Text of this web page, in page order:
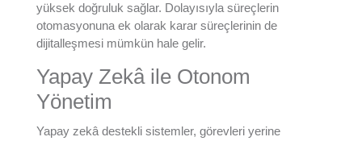
yüksek doğruluk sağlar. Dolayısıyla süreçlerin
otomasyonuna ek olarak karar süreçlerinin de
dijitalleşmesi mümkün hale gelir.
Yapay Zekâ ile Otonom
Yönetim
Yapay zekâ destekli sistemler, görevleri yerine